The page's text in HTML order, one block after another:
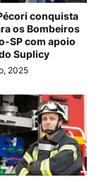
conquista
os Bombeiros
SP com apoio
Suplicy
2025